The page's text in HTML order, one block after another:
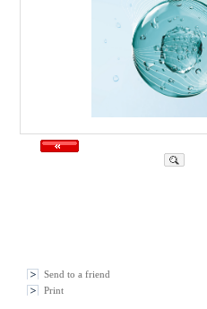
Send to a friend
Print